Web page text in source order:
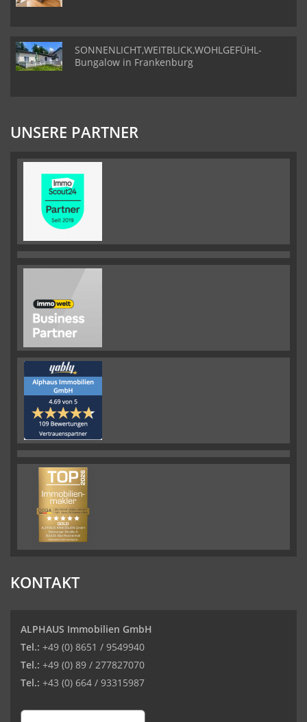
SONNENLICHT,WEITBLICK,WOHLGEFÜHL-
Bungalow in Frankenburg
UNSERE PARTNER
KONTAKT
ALPHAUS Immobilien GmbH
Tel.: +49 (0) 8651 / 9549940
Tel.: +49 (0) 89 / 277827070
Tel.: +43 (0) 664 / 93315987